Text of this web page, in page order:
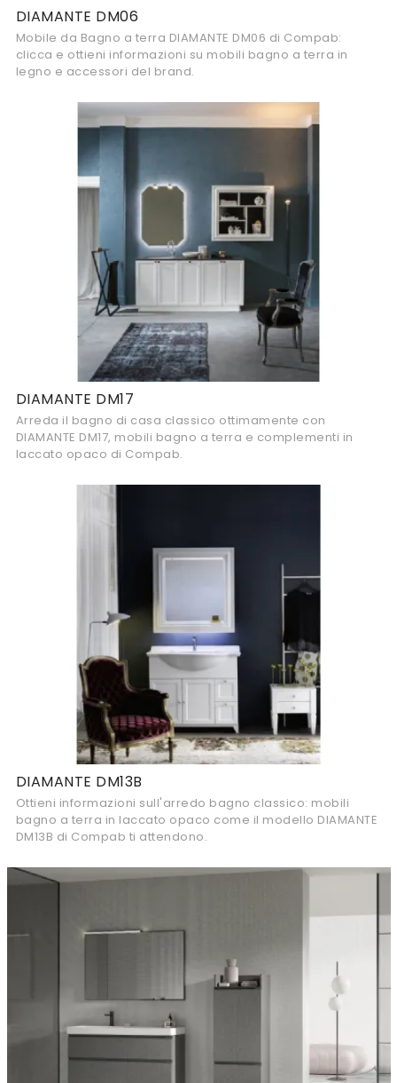
DIAMANTE DM06
Mobile da Bagno a terra DIAMANTE DM06 di Compab:
clicca e ottieni informazioni su mobili bagno a terra in
legno e accessori del brand.
DIAMANTE DM17
Arreda il bagno di casa classico ottimamente con
DIAMANTE DM17, mobili bagno a terra e complementi in
laccato opaco di Compab.
DIAMANTE DM13B
Ottieni informazioni sull'arredo bagno classico: mobili
bagno a terra in laccato opaco come il modello DIAMANTE
DM13B di Compab ti attendono.